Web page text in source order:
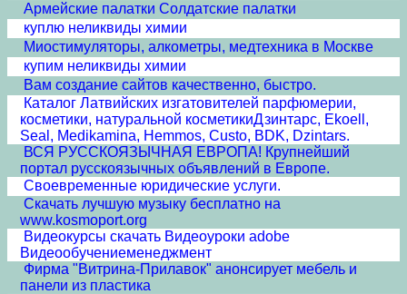
Армейские палатки Солдатские палатки
куплю неликвиды химии
Миостимуляторы, алкометры, медтехника в Москве
купим неликвиды химии
Вам создание сайтов качественно, быстро.
Каталог Латвийских изгатовителей парфюмерии,
косметики, натуральной косметикиДзинтарс, Ekoell,
Seal, Medikamina, Hemmos, Custo, BDK, Dzintars.
ВСЯ РУССКОЯЗЫЧНАЯ ЕВРОПА! Крупнейший
портал русскоязычных объявлений в Европе.
Своевременные юридические услуги.
Скачать лучшую музыку бесплатно на
www.kosmoport.org
Видеокурсы скачать Видеоуроки adobe
Видеообучениеменеджмент
Фирма "Витрина-Прилавок" анонсирует мебель и
панели из пластика